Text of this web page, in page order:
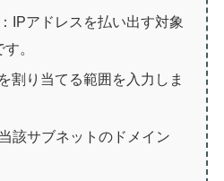
：IPアドレスを払い出す対象
。
割り当てる範囲を入力しま
当該サブネットのドメイン